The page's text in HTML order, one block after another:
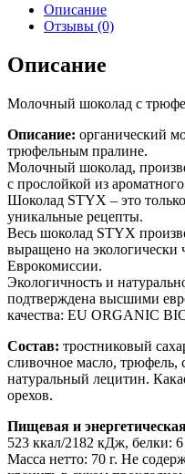
Описание
Отзывы (0)
Описание
Молочный шоколад с
Описание: органический
трюфельным пралине.
Молочный шоколад,
с прослойкой из
Шоколад STYX – это
уникальные рецепты.
Весь шоколад STYX
выращено на экологически
Еврокомиссии.
Экологичность и
подтверждена высшими
качества: EU ORGANIC
Состав: тростниковый
сливочное масло, трюфель,
натуральный лецитин.
орехов.
Пищевая и
523 ккал/2182 кДж, белки:
Масса нетто: 70 г. Не